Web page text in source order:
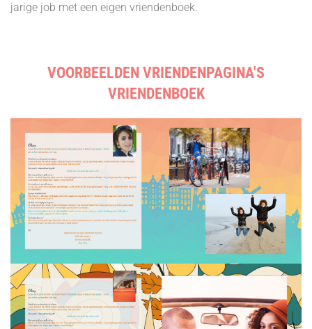
jarige job met een eigen vriendenboek.
VOORBEELDEN VRIENDENPAGINA'S
VRIENDENBOEK